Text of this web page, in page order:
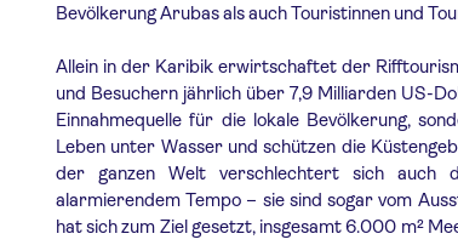
Bevölkerung Arubas als auch Touristinnen und
Allein in der Karibik erwirtschaftet der
und Besuchern jährlich über 7,9 Milliarden US-
Einnahmequelle für die lokale Bevölkerung,
Leben unter Wasser und schützen die
der ganzen Welt verschlechtert sich auch
alarmierendem Tempo – sie sind sogar vom
hat sich zum Ziel gesetzt, insgesamt 6.000 m²